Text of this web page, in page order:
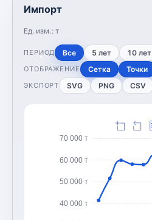
Импорт
Ед. изм.: т
ПЕРИОД Все 5 лет 10 лет
ОТОБРАЖЕНИЕ Сетка Точки
ЭКСПОРТ SVG PNG CSV
40 000 т
50 000 т
60 000 т
70 000 т